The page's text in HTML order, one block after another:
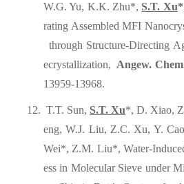
W.G. Yu, K.K. Zhu*, S.T. Xu*
rating Assembled MFI
through Structure-Directing
ecrystallization, Angew.
13959-13968.
12. T.T. Sun, S.T. Xu*, D. Xiao,
eng, W.J. Liu, Z.C. Xu, Y.
Wei*, Z.M. Liu*, Water-
ess in Molecular Sieve under